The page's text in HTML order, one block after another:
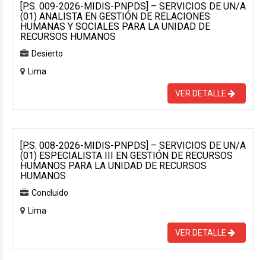
[P.S. 009-2026-MIDIS-PNPDS] – SERVICIOS DE UN/A
(01) ANALISTA EN GESTIÓN DE RELACIONES
HUMANAS Y SOCIALES PARA LA UNIDAD DE
RECURSOS HUMANOS
Desierto
Lima
VER DETALLE
[P.S. 008-2026-MIDIS-PNPDS] – SERVICIOS DE UN/A
(01) ESPECIALISTA III EN GESTIÓN DE RECURSOS
HUMANOS PARA LA UNIDAD DE RECURSOS
HUMANOS
Concluido
Lima
VER DETALLE